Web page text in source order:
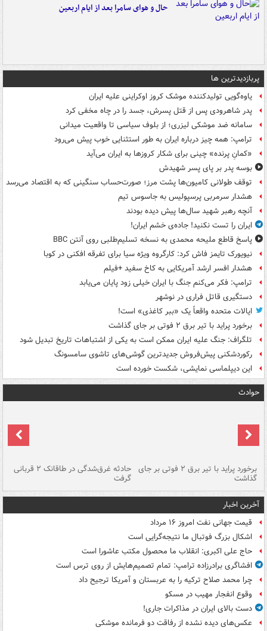
حال و هوای سامرا بعد از ایام اربعین
پربازدیدترین ها
یاوه‌گویی تولیدکننده موشک کروز اوکراینی علیه ایران
پدر شاهرودی پس از قتل پسرش، جسد را در چاه مخفی کرد
سامانه ضد موشکی لیزری؛ از بلوف سیاسی تا واقعیت میدانی
ترامپ: همه چیز درباره ایران به طور استثنایی خوب پیش می‌رود
«کمانِ پرنده» چینی برای شکار کروزها به ایران می‌آید
بوسه‌ پدر بر پای پسر شهیدش
توقف طولانی کامیون‌ها پشت مرز؛ صورت‌حساب سنگینی که به اقتصاد می‌رسد
هشدار سرمربی پرسپولیس به جاسوس تیم
آنچه رهبر شهید سال‌ها پیش دیده بودند
ایران را تست نکنید! جاده‌ی خشم ایران!
پاسخ قاطع ملیحه محمدی به نسخه تسلیم‌طلبی روی آنتن BBC
نیویورک تایمز فاش کرد: کارگروه ویژه سیا برای تفرقه افکنی در کوبا
هشدار افسر ارشد آمریکایی به کاخ سفید +فیلم
ترامپ: فکر می‌کنم جنگ با ایران خیلی زود پایان می‌یابد
دستگیری قاتل فراری در نوشهر
ایالات متحده واقعاً یک «ببر کاغذی» است!
برخورد پراید با تیر برق ۲ فوتی بر جای گذاشت
تلگراف: جنگ علیه ایران ممکن است به یکی از اشتباهات تاریخ تبدیل شود
رکوردشکنی پیش‌فروش جدیدترین گوشی‌های تاشوی سامسونگ
این دیپلماسی نمایشی، شکست خورده است
حوادث
برخورد پراید با تیر برق ۲ فوتی بر جای
گذاشت
حادثه غرق‌شدگی در طاقانک ۲ قربانی
گرفت
آخرین اخبار
قیمت جهانی نفت امروز ۱۶ مرداد
اشکال بزرگ فوتبال ما نتیجه‌گرایی است
حاج علی اکبری: انقلاب ما محصول مکتب عاشورا است
افشاگری برادرزاده ترامپ: تمام تصمیم‌هایش از روی ترس است
چرا محمد صلاح ترکیه را به عربستان و آمریکا ترجیح داد
وقوع انفجار مهیب در مسکو
دست بالای ایران در مذاکرات جاری!
عکس‌های دیده نشده از رفاقت دو فرمانده‌ موشکی